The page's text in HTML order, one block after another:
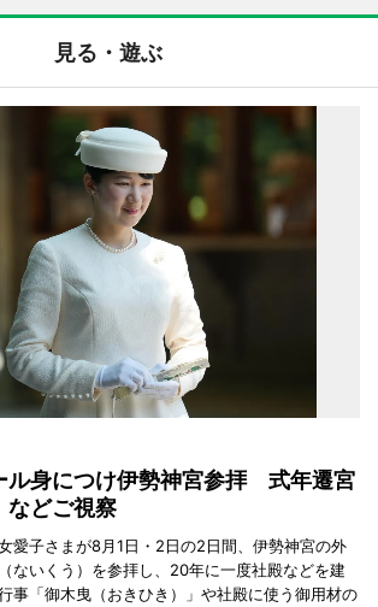
見る・遊ぶ
ル身につけ伊勢神宮参拝 式年遷宮
などご視察
愛子さまが8月1日・2日の2日間、伊勢神宮の外
ないくう）を参拝し、20年に一度社殿などを建
事「御木曳（おきひき）」や社殿に使う御用材の